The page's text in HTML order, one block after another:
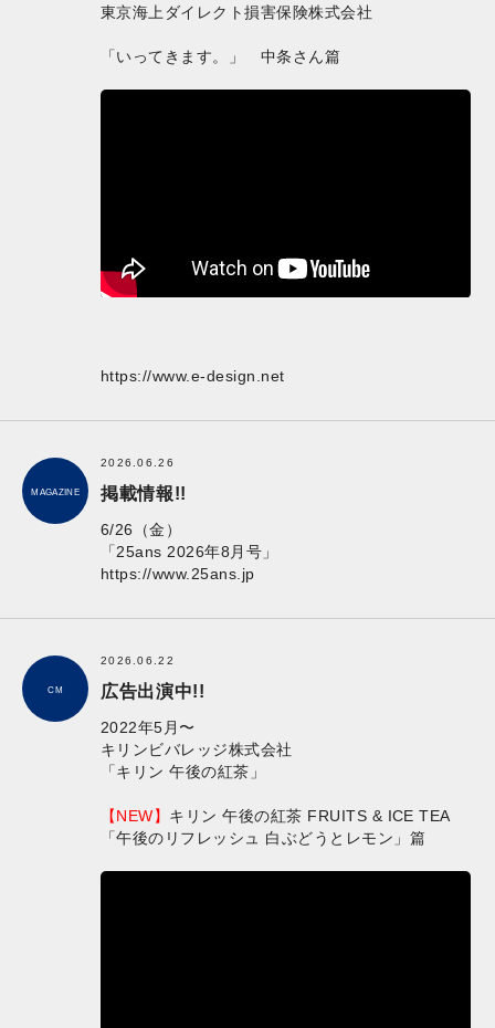
東京海上ダイレクト損害保険株式会社
「いってきます。」 中条さん篇
https://www.e-design.net
MAGAZINE
2026.06.26
掲載情報!!
6/26（金）
「25ans 2026年8月号」
https://www.25ans.jp
CM
2026.06.22
広告出演中!!
2022年5月〜
キリンビバレッジ株式会社
​「キリン 午後の紅茶」
【NEW】 キリン 午後の紅茶 FRUITS & ICE TEA
「午後のリフレッシュ 白ぶどうとレモン」篇